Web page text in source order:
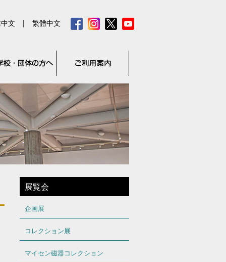
文 | 繁體中文
展覧会
企画展
コレクション展
マイセン磁器コレクション